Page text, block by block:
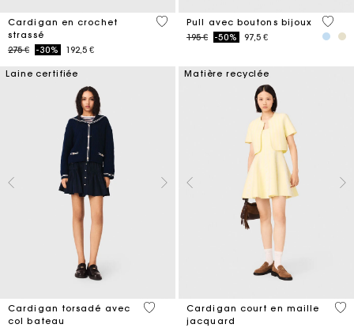
Cardigan en crochet
strassé
Price reduced from
275 €to-30% 192,5 €
4,1 out of 5 Customer Rating
Pull avec boutons bijoux
Price reduced from
195 €to-50% 97,5 €
5 out
Laine certifiée
Cardigan torsadé avec
col bateau
3,7 out of 5 Customer Rating
Matière recyclée
Cardigan court en maille
jacquard
4,7